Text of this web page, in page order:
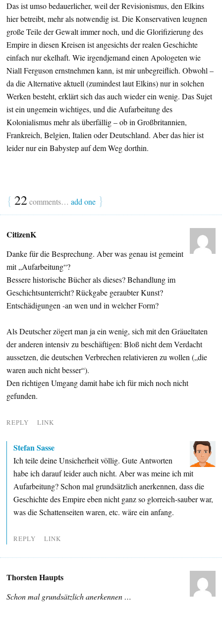
Das ist umso bedauerlicher, weil der Revisionismus, den Elkins
hier betreibt, mehr als notwendig ist. Die Konservativen leugnen
große Teile der Gewalt immer noch, und die Glorifizierung des
Empire in diesen Kreisen ist angesichts der realen Geschichte
einfach nur ekelhaft. Wie irgendjemand einen Apologeten wie
Niall Ferguson ernstnehmen kann, ist mir unbegreiflich. Obwohl –
da die Alternative aktuell (zumindest laut Elkins) nur in solchen
Werken besteht, erklärt sich das auch wieder ein wenig. Das Sujet
ist ein ungemein wichtiges, und die Aufarbeitung des
Kolonialismus mehr als überfällig – ob in Großbritannien,
Frankreich, Belgien, Italien oder Deutschland. Aber das hier ist
leider nur ein Babystep auf dem Weg dorthin.
{ 22comments… add one }
CitizenK
Danke für die Besprechung. Aber was genau ist gemeint
mit „Aufarbeitung“?
Bessere historische Bücher als dieses? Behandlung im
Geschichtsunterricht? Rückgabe geraubter Kunst?
Entschädigungen -an wen und in welcher Form?
Als Deutscher zögert man ja ein wenig, sich mit den Gräueltaten
der anderen intensiv zu beschäftigen: Bloß nicht dem Verdacht
aussetzen, die deutschen Verbrechen relativieren zu wollen („die
waren auch nicht besser“).
Den richtigen Umgang damit habe ich für mich noch nicht
gefunden.
REPLY LINK
Stefan Sasse
Ich teile deine Unsicherheit völlig. Gute Antworten
habe ich darauf leider auch nicht. Aber was meine ich mit
Aufarbeitung? Schon mal grundsätzlich anerkennen, dass die
Geschichte des Empire eben nicht ganz so glorreich-sauber war,
was die Schattenseiten waren, etc. wäre ein anfang.
REPLY LINK
Thorsten Haupts
Schon mal grundsätzlich anerkennen …